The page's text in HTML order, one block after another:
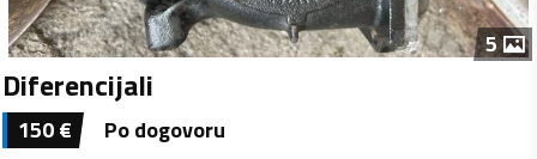
5
Diferencijali
150€ Po dogovoru